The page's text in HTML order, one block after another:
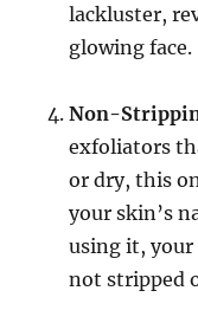
lackluster,
glowing face.
Non-
exfoliators
or dry, this
your skin’s
using it, your
not stripped